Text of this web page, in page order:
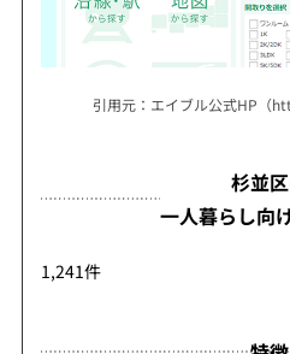
引用元：エイブル公式HP（
杉並
一人暮らし向
1,241件